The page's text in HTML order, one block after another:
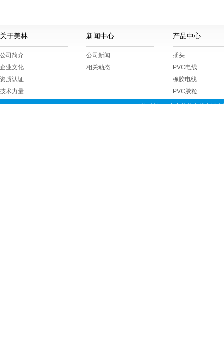
关于美林
公司简介
企业文化
资质认证
技术力量
新闻中心
公司新闻
相关动态
产品中心
插头
PVC电线
橡胶电线
PVC胶粒